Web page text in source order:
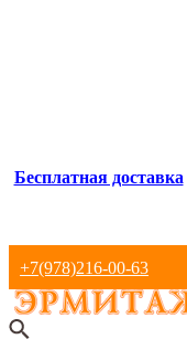
Бесплатная доставка
+7(978)216-00-63